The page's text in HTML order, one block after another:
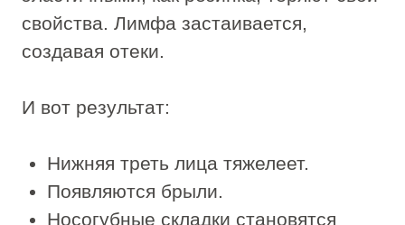
проводить сеанс с предсказуемым
результатом и исключать
нежелательные последствия.
постоянно отслеживает реакцию тканей
и корректирует силу нажатия. Он знает,
когда необходимо усилить воздействие